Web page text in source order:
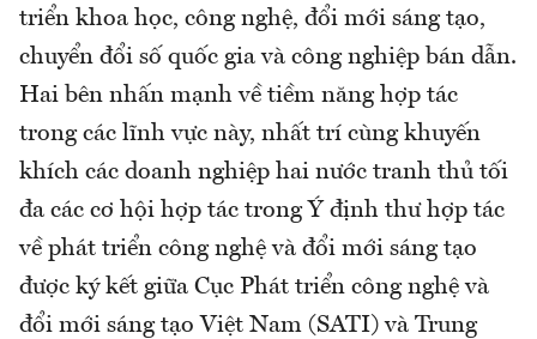
triển khoa học, công nghệ, đổi mới sáng tạo,
chuyển đổi số quốc gia và công nghiệp bán dẫn.
Hai bên nhấn mạnh về tiềm năng hợp tác
trong các lĩnh vực này, nhất trí cùng khuyến
khích các doanh nghiệp hai nước tranh thủ tối
đa các cơ hội hợp tác trong Ý định thư hợp tác
về phát triển công nghệ và đổi mới sáng tạo
được ký kết giữa Cục Phát triển công nghệ và
đổi mới sáng tạo Việt Nam (SATI) và Trung